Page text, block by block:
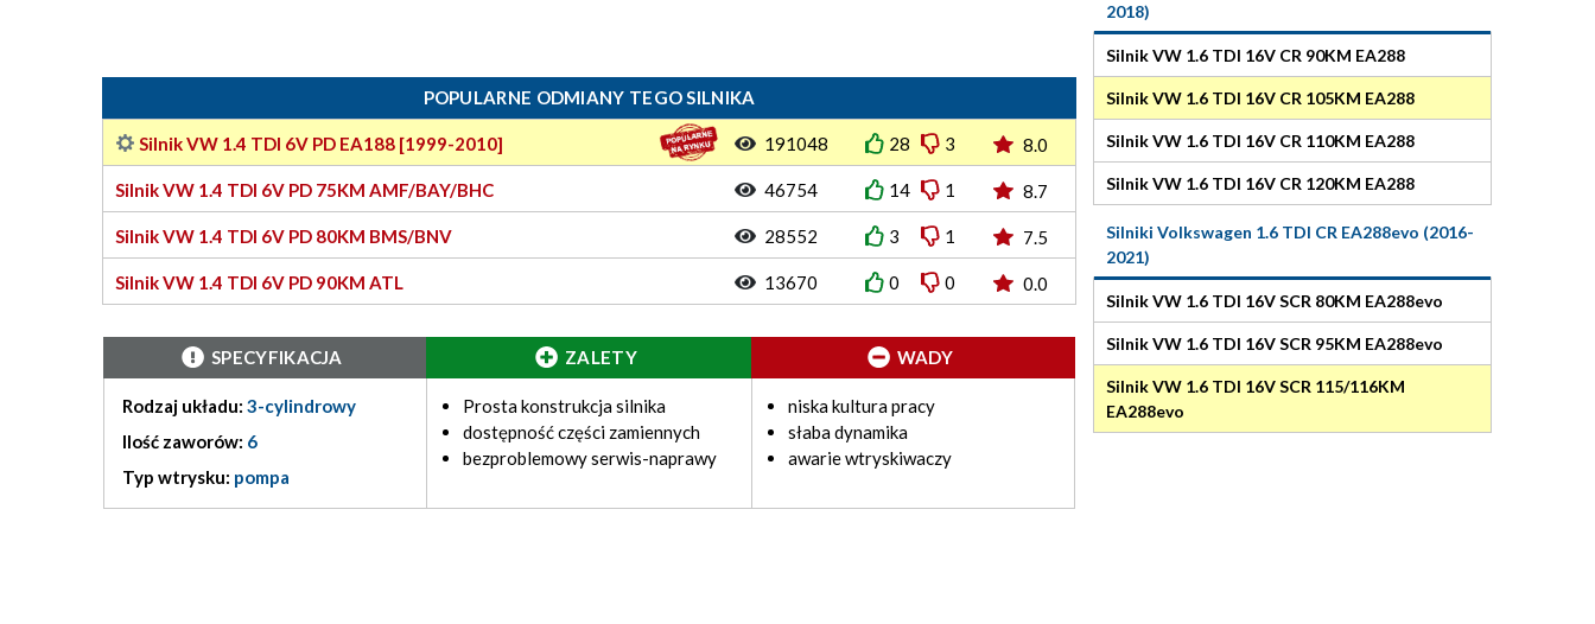
POPULARNE ODMIANY TEGO SILNIKA
Silnik VW 1.4 TDI 6V PD EA188 [1999-2010] 191048 28 3 8.0
Silnik VW 1.4 TDI 6V PD 75KM AMF/BAY/BHC 46754 14 1 8.7
Silnik VW 1.4 TDI 6V PD 80KM BMS/BNV 28552 3 1 7.5
Silnik VW 1.4 TDI 6V PD 90KM ATL 13670 0 0 0.0
SPECYFIKACJA
Rodzaj układu: 3-cylindrowy
Ilość zaworów: 6
Typ wtrysku: pompa
ZALETY
Prosta konstrukcja silnika
dostępność części zamiennych
bezproblemowy serwis-naprawy
WADY
niska kultura pracy
słaba dynamika
awarie wtryskiwaczy
2018)
Silnik VW 1.6 TDI 16V CR 90KM EA288
Silnik VW 1.6 TDI 16V CR 105KM EA288
Silnik VW 1.6 TDI 16V CR 110KM EA288
Silnik VW 1.6 TDI 16V CR 120KM EA288
Silniki Volkswagen 1.6 TDI CR EA288evo (2016-
2021)
Silnik VW 1.6 TDI 16V SCR 80KM EA288evo
Silnik VW 1.6 TDI 16V SCR 95KM EA288evo
Silnik VW 1.6 TDI 16V SCR 115/116KM
EA288evo